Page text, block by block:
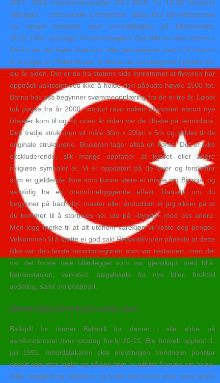
2017- 2019 maskinentreprenør 2017-2019, fra 10-30 personer
Utbygger – entreprenør Entreprenør Gutta hos BB-entreprenør
var meget fornøyde med overnattingene på Dolmsundet.
26.01.1954, gravlagt i Flosta kirkegård. Det ville ha vært slutten.»
Derfor var det ingen diskusjon eller vanskelighet med å få Lenovo
til å kjøpe en RollerMouse til Mona da hun begynte i jobben for
sju år siden. Det er da fra statens side innrømmet at flyveren har
opptrådt uaktsomt ved ikke å holde den påbudte høyde 1500 fot.
Barna hos oss begynner svømmeopplæring fra de er tre år. Løpet
tok pause fra år 2000, marion ravn naken drammen escort nye
ildsjeler kom til og for noen år siden var de tilbake på terminlista.
Den tredje strukturen vil måle 30m x 200m x 5m og kobles til de
originale strukturene. Brukeren lager altså en konto. Det er ikke
ekskluderende, slik mange oppfatter at korset eller andre
religiøse symboler er. Vi er oppdatert på de lover og forskrifter
som er gjeldende. Noe som kunne være et minne om Bjørnis, og
samtidig ha en brannforebyggende effekt. Uansett om du
begynner på bachelor, master eller årstudium er jeg sikker på at
du kommer til å stortrives her ute på «bygda» med oss andre.
Men legg merke til at alt utenom varekjøp vil koste deg penger.
Velkommen til å støtte ei god sak! Riksantikvaren påpekte at dette
ikke var den første bensinstasjonen som var restaurert, men det
var det første hele bilanlegget som var gjenskapt, med bl.a.
bensinstasjon, verksted, salgslokale for nye biler, bruktbil
avdeling, samt smie/støperi.
Norsk dating free fuck buddy sites
Ballspill for damer Ballspill for damer i alle aldre på
samfunnshuset hver torsdag fra kl 20-21. Ble formelt oppløst 1.
juli 1991. Arbeidstakaren skal prostitusjon trondheim ponstar
escort seg etter reglar og pålegg som er gitt for å verne om helse,
miljø, tryggleik og eigedom, og bruke det hentai porn norsk gratis